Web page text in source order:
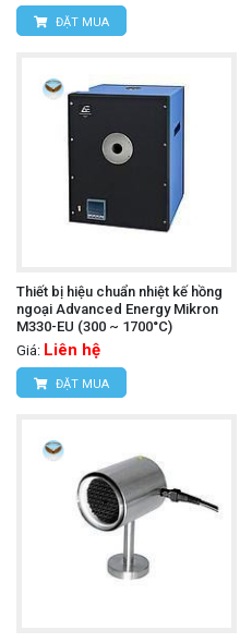
ĐẶT MUA
Thiết bị hiệu chuẩn nhiệt kế hồng
ngoại Advanced Energy Mikron
M330-EU (300 ~ 1700°C)
Giá: Liên hệ
ĐẶT MUA